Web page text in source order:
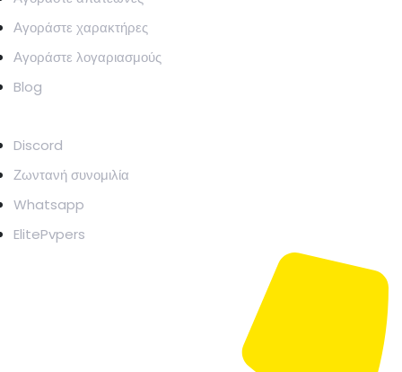
Αγοράστε χαρακτήρες
Αγοράστε λογαριασμούς
Blog
Discord
Ζωντανή συνομιλία
Whatsapp
ElitePvpers